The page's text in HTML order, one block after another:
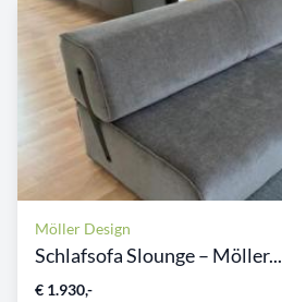
Möller Design
Schlafsofa Slounge – Möller...
€ 1.930,-